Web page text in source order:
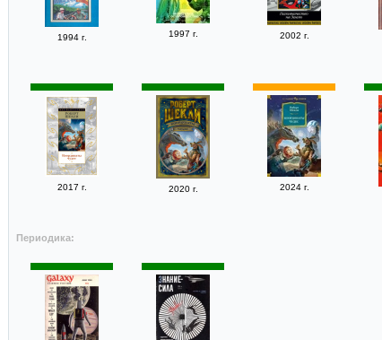
1994 г. 1997 г. 2002 г.
2017 г. 2020 г.
2024 г.
Периодика: